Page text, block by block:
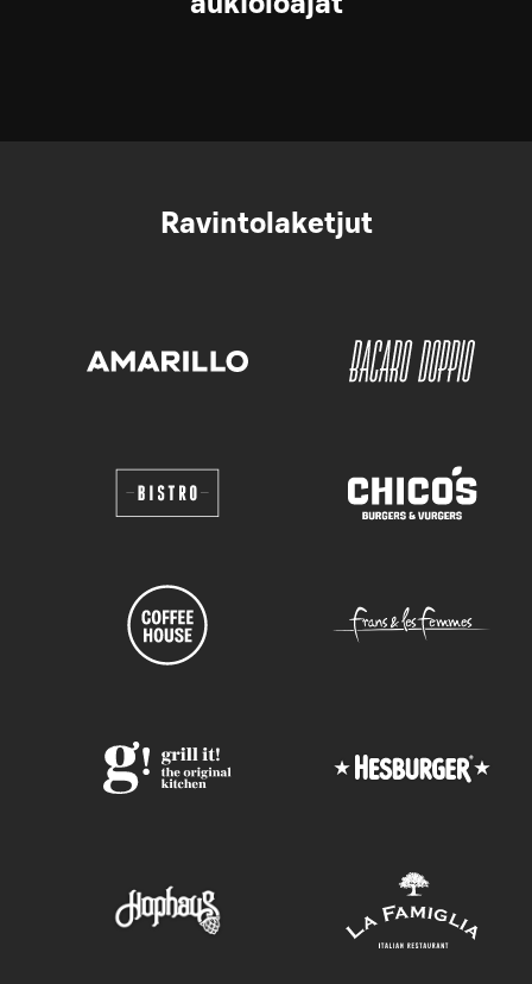
Ravintolaketjut